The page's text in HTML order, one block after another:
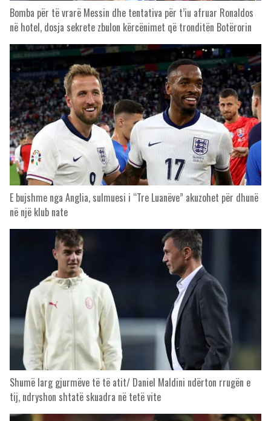
Bomba për të vrarë Messin dhe tentativa për t’iu afruar Ronaldos
në hotel, dosja sekrete zbulon kërcënimet që tronditën Botërorin
E bujshme nga Anglia, sulmuesi i “Tre Luanëve” akuzohet për dhunë
në një klub nate
Shumë larg gjurmëve të të atit/ Daniel Maldini ndërton rrugën e
tij, ndryshon shtatë skuadra në tetë vite